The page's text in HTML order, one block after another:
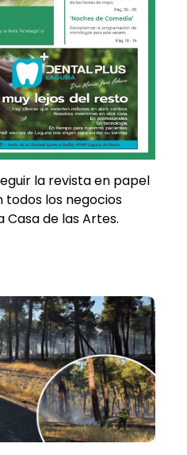
la revista en papel
todos los negocios
de las Artes.